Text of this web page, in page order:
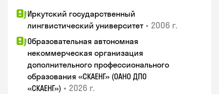
Иркутский государственный
лингвистический университет • 2006 г.
Образовательная автономная
некоммерческая организация
дополнительного профессионального
образования «СКАЕНГ» (ОАНО ДПО
«СКАЕНГ») • 2026 г.